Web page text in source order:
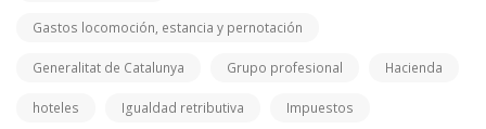
Gastos locomoción, estancia y pernotación
Generalitat de Catalunya Grupo profesional Hacienda
hoteles Igualdad retributiva Impuestos